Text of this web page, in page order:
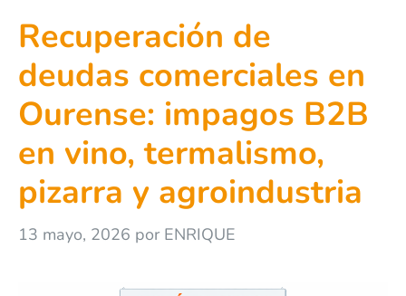
Recuperación de
deudas comerciales en
Ourense: impagos B2B
en vino, termalismo,
pizarra y agroindustria
13 mayo, 2026 por ENRIQUE